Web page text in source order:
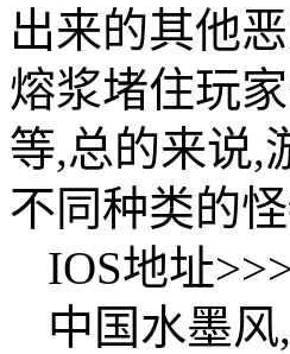
出来的其他
熔浆堵住玩
等,总的来说,
不同种类的
IOS地址
中国水墨